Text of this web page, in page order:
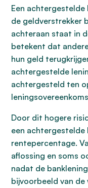
Een achtergestelde
de geldverstrekker
achteraan staat in
betekent dat
hun geld
achtergestelde
achtergesteld ten
Door dit hogere
een achtergestelde
rentepercentage.
aflossing en soms
nadat de
bijvoorbeeld van de